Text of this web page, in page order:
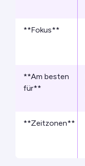
**Fokus**
**Am besten
für**
**Zeitzonen**